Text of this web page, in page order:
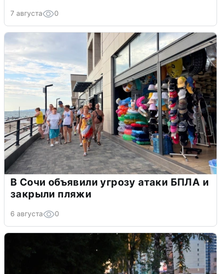
7 августа 0
В Сочи объявили угрозу атаки БПЛА и
закрыли пляжи
6 августа 0